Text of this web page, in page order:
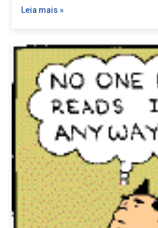
Leia mais »